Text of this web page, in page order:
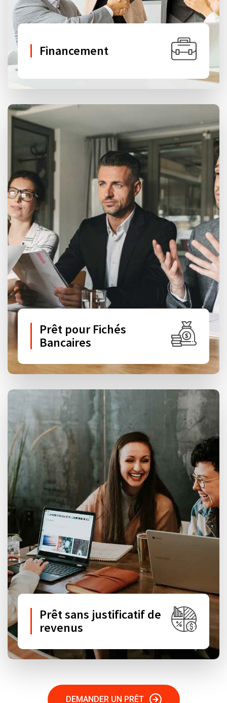
Financement
Prêt pour Fichés
Bancaires
Prêt sans justificatif de
revenus
DEMANDER UN PRÊT